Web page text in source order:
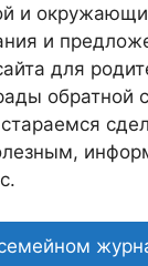
и
и
для
обратной